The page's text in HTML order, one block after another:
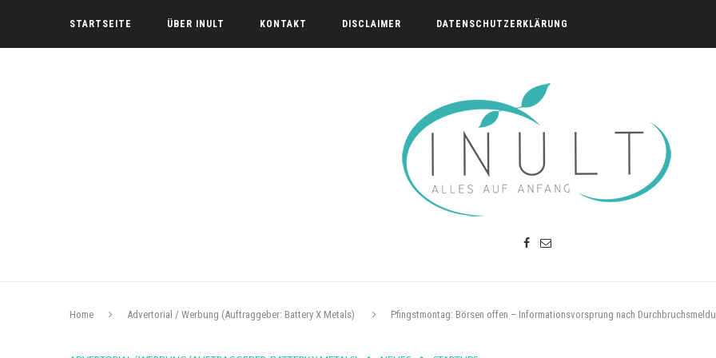
STARTSEITE ÜBER INULT KONTAKT DISCLAIMER DATENSCHUTZERKLÄRUNG
Home Advertorial / Werbung (Auftraggeber: Battery X Metals) Pfingstmontag: Börsen offen – Informationsvorsprung nach